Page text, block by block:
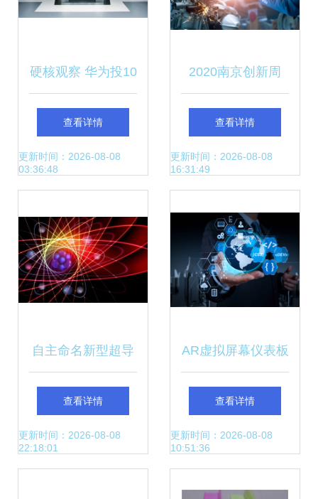
硬核观察 华为投10
亿美元研发汽车技
术，称自动驾驶超
查看详情
更新时间：2026-08-08
03:36:48
2020南京创新周
宁企“黑科技”让工
业数字孪生从概念
查看详情
更新时间：2026-08-08
16:31:49
自主命名新型超导
量子比特 中国量子
科技的全球里程碑
查看详情
更新时间：2026-08-08
22:18:01
AR虚拟屏幕仪表板
重塑项目管理的未
来科技
查看详情
更新时间：2026-08-08
10:51:36